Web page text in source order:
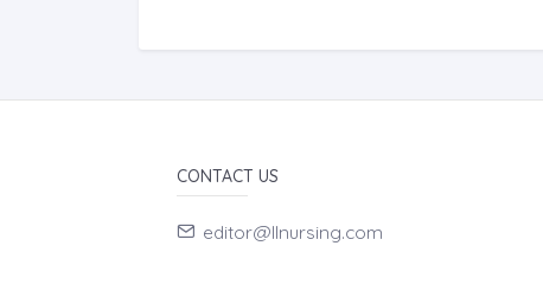
CONTACT US
editor@llnursing.com